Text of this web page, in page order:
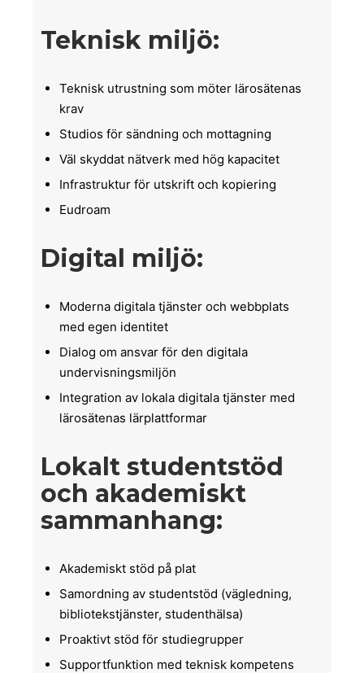
Teknisk miljö:
Teknisk utrustning som möter lärosätenas
krav
Studios för sändning och mottagning
Väl skyddat nätverk med hög kapacitet
Infrastruktur för utskrift och kopiering
Eudroam
Digital miljö:
Moderna digitala tjänster och webbplats
med egen identitet
Dialog om ansvar för den digitala
undervisningsmiljön
Integration av lokala digitala tjänster med
lärosätenas lärplattformar
Lokalt studentstöd
och akademiskt
sammanhang:
Akademiskt stöd på plat
Samordning av studentstöd (vägledning,
bibliotekstjänster, studenthälsa)
Proaktivt stöd för studiegrupper
Supportfunktion med teknisk kompetens